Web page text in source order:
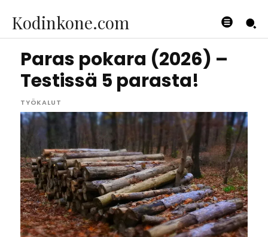
Kodinkone.com
Paras pokara (2026) –
Testissä 5 parasta!
TYÖKALUT